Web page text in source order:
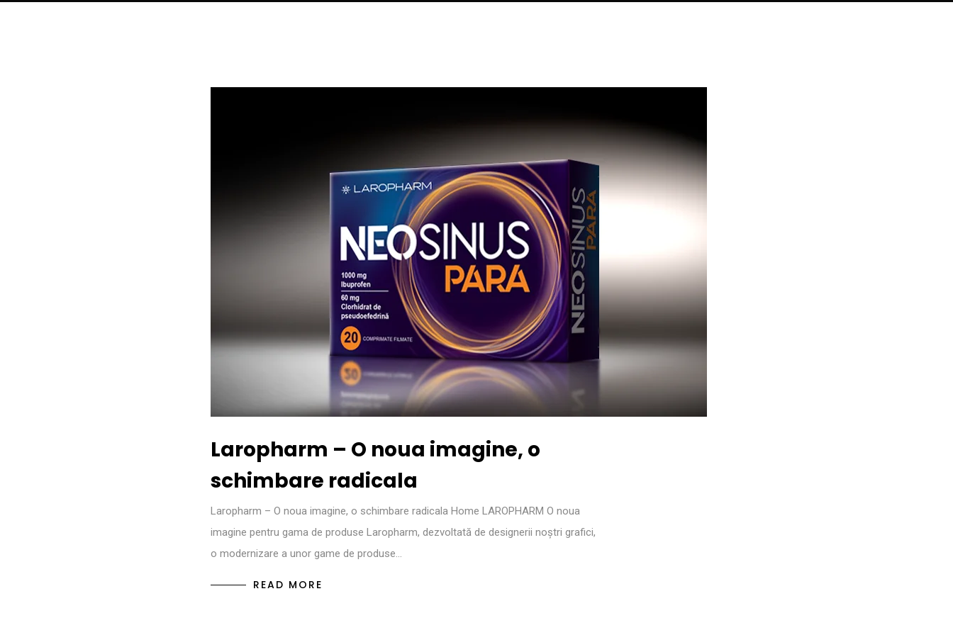
Laropharm – O noua imagine, o
schimbare radicala
Laropharm – O noua imagine, o schimbare radicala Home LAROPHARM O noua
imagine pentru gama de produse Laropharm, dezvoltată de designerii noștri grafici,
o modernizare a unor game de produse…
READ MORE